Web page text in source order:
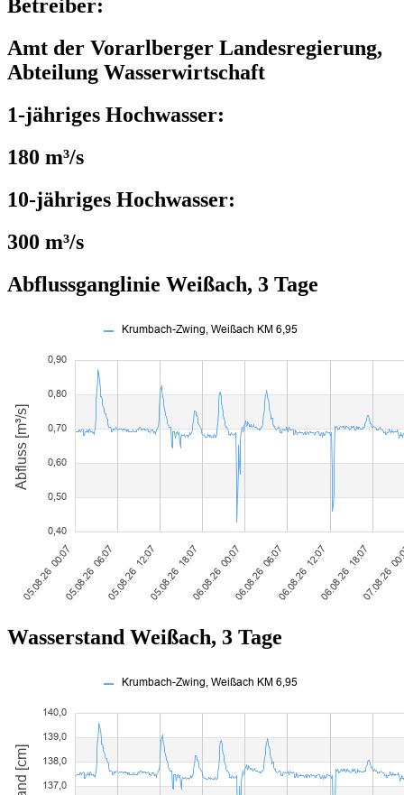
Betreiber:
Amt der Vorarlberger Landesregierung,
Abteilung Wasserwirtschaft
1-jähriges Hochwasser:
180 m³/s
10-jähriges Hochwasser:
300 m³/s
Abflussganglinie Weißach, 3 Tage
Wasserstand Weißach, 3 Tage